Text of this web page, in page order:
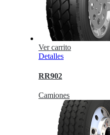
Ver carrito
Detalles
RR902
Camiones